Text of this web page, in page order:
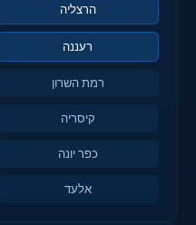
הרצליה
רעננה
רמת השרון
קיסריה
כפר יונה
אלעד